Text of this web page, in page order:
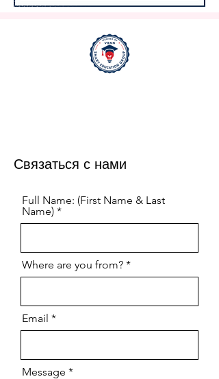
Связаться с нами
Full Name: (First Name & Last
Name)
Where are you from?
Email
Message